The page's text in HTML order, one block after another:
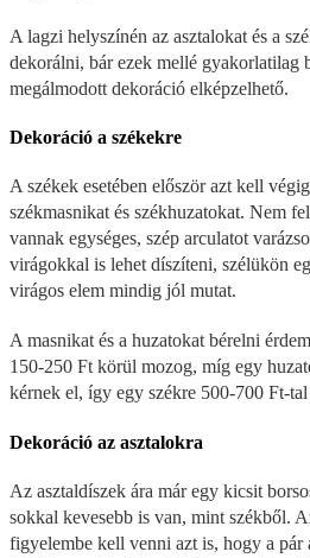
A lagzi helyszínén az asztalokat és a
dekorálni, bár ezek mellé gyakorlatilag
megálmodott dekoráció elképzelhető.
Dekoráció a székekre
A székek esetében először azt kell
székmasnikat és székhuzatokat. Nem
vannak egységes, szép arculatot
virágokkal is lehet díszíteni, szélükön
virágos elem mindig jól mutat.
A masnikat és a huzatokat bérelni
150-250 Ft körül mozog, míg egy
kérnek el, így egy székre 500-700 Ft-
Dekoráció az asztalokra
Az asztaldíszek ára már egy kicsit
sokkal kevesebb is van, mint székből.
figyelembe kell venni azt is, hogy a pár